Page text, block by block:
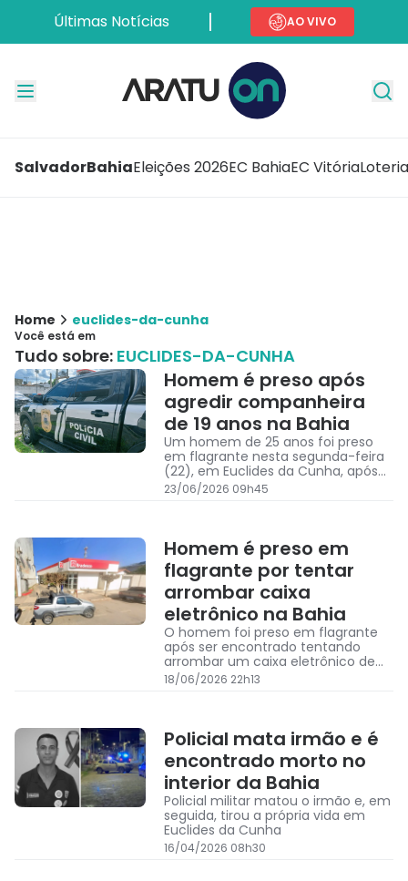
Últimas Notícias AO VIVO
SalvadorBahiaEleições 2026EC BahiaEC Vitória
Home euclides-da-cunha
Você está em
Tudo sobre: EUCLIDES-DA-CUNHA
Homem é preso após
agredir companheira
de 19 anos na Bahia
Um homem de 25 anos foi preso
em flagrante nesta segunda-feira
(22), em Euclides da Cunha, após
agredir a companheira, de 19 anos
23/06/2026 09h45
Homem é preso em
flagrante por tentar
arrombar caixa
eletrônico na Bahia
O homem foi preso em flagrante
após ser encontrado tentando
arrombar um caixa eletrônico de
um banco em Euclides da Cunha
18/06/2026 22h13
Policial mata irmão e é
encontrado morto no
interior da Bahia
Policial militar matou o irmão e, em
seguida, tirou a própria vida em
Euclides da Cunha
16/04/2026 08h30